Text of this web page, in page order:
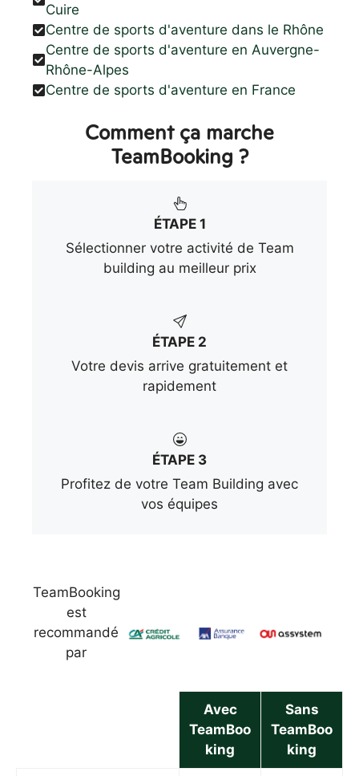
Cuire
Centre de sports d'aventure dans le Rhône
Centre de sports d'aventure en Auvergne-
Rhône-Alpes
Centre de sports d'aventure en France
Comment ça marche
TeamBooking ?
ÉTAPE 1
Sélectionner votre activité de Team
building au meilleur prix
ÉTAPE 2
Votre devis arrive gratuitement et
rapidement
ÉTAPE 3
Profitez de votre Team Building avec
vos équipes
TeamBooking
est
recommandé
par
Avec
TeamBoo
king
Sans
TeamBoo
king